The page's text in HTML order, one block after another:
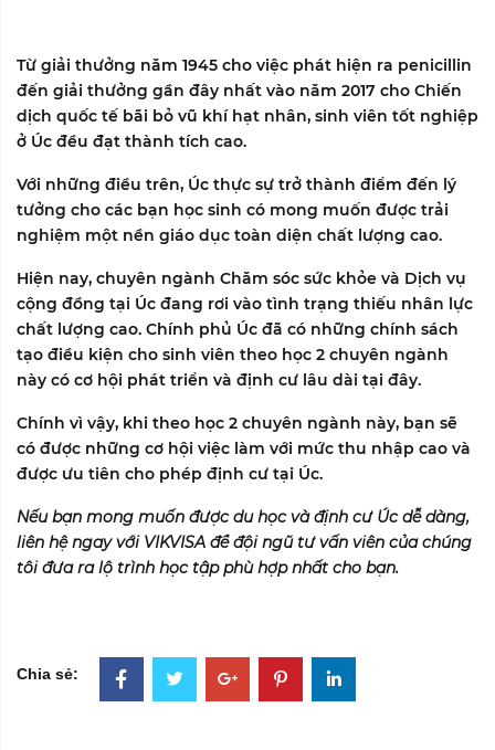
Từ giải thưởng năm 1945 cho việc phát hiện ra penicillin
đến giải thưởng gần đây nhất vào năm 2017 cho Chiến
dịch quốc tế bãi bỏ vũ khí hạt nhân, sinh viên tốt nghiệp
ở Úc đều đạt thành tích cao.
Với những điều trên, Úc thực sự trở thành điểm đến lý
tưởng cho các bạn học sinh có mong muốn được trải
nghiệm một nền giáo dục toàn diện chất lượng cao.
Hiện nay, chuyên ngành Chăm sóc sức khỏe và Dịch vụ
cộng đồng tại Úc đang rơi vào tình trạng thiếu nhân lực
chất lượng cao. Chính phủ Úc đã có những chính sách
tạo điều kiện cho sinh viên theo học 2 chuyên ngành
này có cơ hội phát triển và định cư lâu dài tại đây.
Chính vì vậy, khi theo học 2 chuyên ngành này, bạn sẽ
có được những cơ hội việc làm với mức thu nhập cao và
được ưu tiên cho phép định cư tại Úc.
Nếu bạn mong muốn được du học và định cư Úc dễ dàng,
liên hệ ngay với VIKVISA để đội ngũ tư vấn viên của chúng
tôi đưa ra lộ trình học tập phù hợp nhất cho bạn.
Chia sẻ: